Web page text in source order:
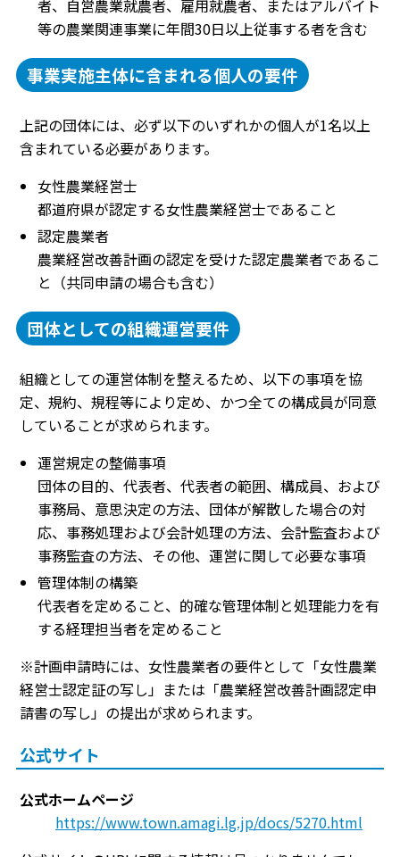
者、自営農業就農者、雇用就農者、またはアルバイト
等の農業関連事業に年間30日以上従事する者を含む
事業実施主体に含まれる個人の要件
上記の団体には、必ず以下のいずれかの個人が1名以上
含まれている必要があります。
女性農業経営士
都道府県が認定する女性農業経営士であること
認定農業者
農業経営改善計画の認定を受けた認定農業者であるこ
と（共同申請の場合も含む）
団体としての組織運営要件
組織としての運営体制を整えるため、以下の事項を協
定、規約、規程等により定め、かつ全ての構成員が同意
していることが求められます。
運営規定の整備事項
団体の目的、代表者、代表者の範囲、構成員、および
事務局、意思決定の方法、団体が解散した場合の対
応、事務処理および会計処理の方法、会計監査および
事務監査の方法、その他、運営に関して必要な事項
管理体制の構築
代表者を定めること、的確な管理体制と処理能力を有
する経理担当者を定めること
※計画申請時には、女性農業者の要件として「女性農業
経営士認定証の写し」または「農業経営改善計画認定申
請書の写し」の提出が求められます。
公式サイト
公式ホームページ
https://www.town.amagi.lg.jp/docs/5270.html